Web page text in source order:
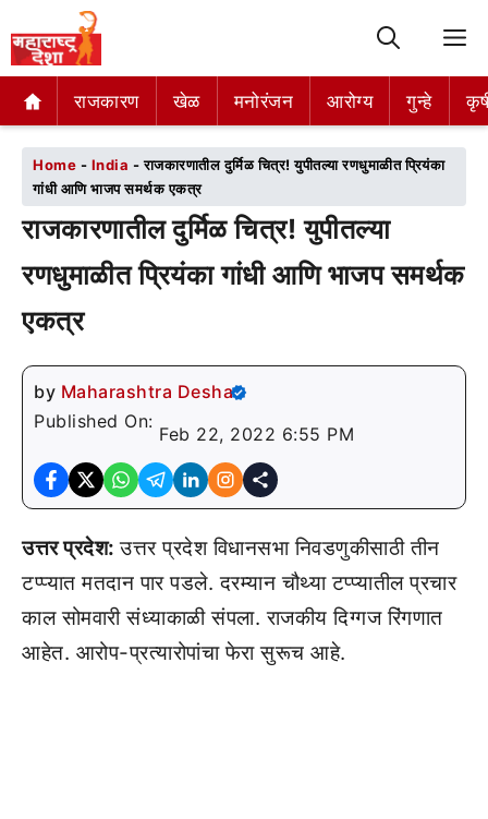
राजकारण खेळ मनोरंजन आरोग्य गुन्हे
राजकारण खेळ मनोरंजन आरोग्य गुन्हे
Home - India -राजकारणातील दुर्मिळ चित्र! युपीतल्या रणधुमाळीत प्रियंका
गांधी आणि भाजप समर्थक एकत्र
राजकारणातील दुर्मिळ चित्र! युपीतल्या
रणधुमाळीत प्रियंका गांधी आणि भाजप समर्थक
एकत्र
by Maharashtra Desha
Published On:
Feb 22, 2022 6:55 PM
उत्तर प्रदेश:उत्तर प्रदेश विधानसभा निवडणुकीसाठी तीन
टप्प्यात मतदान पार पडले. दरम्यान चौथ्या टप्प्यातील प्रचार
काल सोमवारी संध्याकाळी संपला. राजकीय दिग्गज रिंगणात
आहेत. आरोप-प्रत्यारोपांचा फेरा सुरूच आहे.